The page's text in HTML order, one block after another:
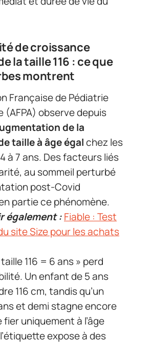
de croissance
la taille 116 : ce que
montrent
Française de Pédiatrie
(AFPA) observe depuis
de la
taille à âge égalchez les
à 7 ans. Des facteurs liés
au sommeil perturbé
post-Covid
partie ce phénomène.
également :Fiable : Test
site Size pour les achats
116 = 6 ans » perd
Un enfant de 5 ans
116 cm, tandis qu’un
et demi stagne encore
fier uniquement à l’âge
expose à des